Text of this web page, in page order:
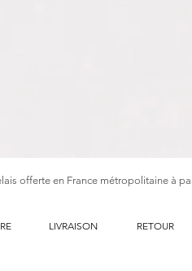
offerte en France métropolitaine à
LIVRAISON RETOUR